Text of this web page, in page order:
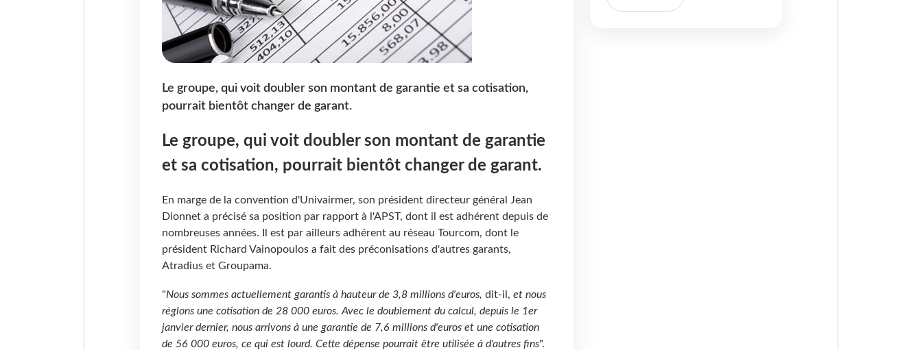
Le groupe, qui voit doubler son montant de garantie et sa cotisation,
pourrait bientôt changer de garant.
Le groupe, qui voit doubler son montant de garantie
et sa cotisation, pourrait bientôt changer de garant.
En marge de la convention d'Univairmer, son président directeur général Jean
Dionnet a précisé sa position par rapport à l'APST, dont il est adhérent depuis de
nombreuses années. Il est par ailleurs adhérent au réseau Tourcom, dont le
président Richard Vainopoulos a fait des préconisations d'autres garants,
Atradius et Groupama.
"Nous sommes actuellement garantis à hauteur de 3,8 millions d'euros, dit-il, et nous
réglons une cotisation de 28 000 euros. Avec le doublement du calcul, depuis le 1er
janvier dernier, nous arrivons à une garantie de 7,6 millions d'euros et une cotisation
de 56 000 euros, ce qui est lourd. Cette dépense pourrait être utilisée à d'autres fins".